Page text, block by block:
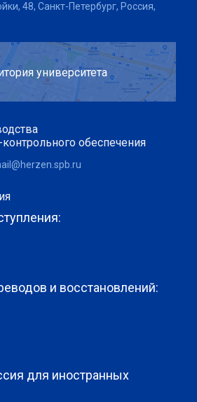
48, Санкт-Петербург, Россия,
университета
обеспечения
и восстановлений:
для иностранных